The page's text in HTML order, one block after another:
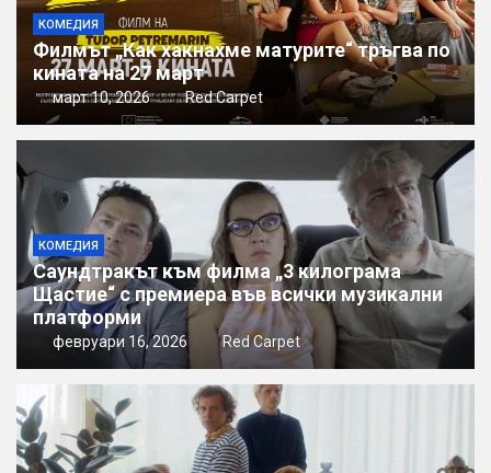
КОМЕДИЯ
Филмът „Как хакнахме матурите“ тръгва по
кината на 27 март
март 10, 2026 Red Carpet
КОМЕДИЯ
Саундтракът към филма „3 килограма
Щастие“ с премиера във всички музикални
платформи
февруари 16, 2026 Red Carpet